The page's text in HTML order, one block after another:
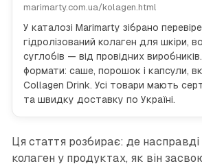
marimarty.com.ua/kolagen.html
У каталозі Marimarty зібрано
гідролізований колаген для шкіри,
суглобів — від провідних
формати: саше, порошок і капсули,
Collagen Drink. Усі товари мають
та швидку доставку по Україні.
Ця стаття розбирає: де насправді
колаген у продуктах, як він